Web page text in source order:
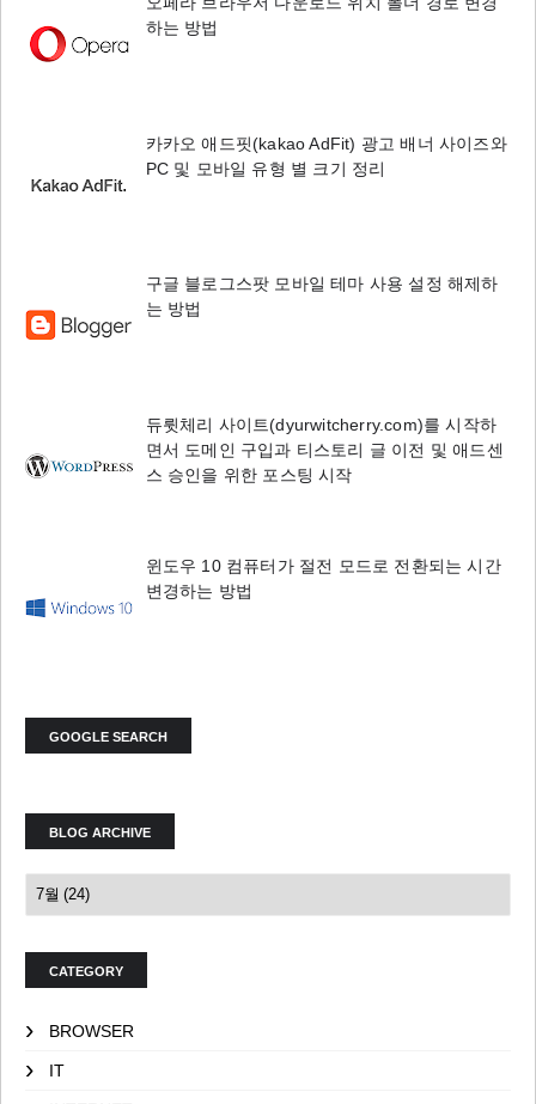
하는 방법
카카오 애드핏(kakao AdFit) 광고 배너 사이즈와
PC 및 모바일 유형 별 크기 정리
구글 블로그스팟 모바일 테마 사용 설정 해제하
는 방법
듀륏체리 사이트(dyurwitcherry.com)를 시작하
면서 도메인 구입과 티스토리 글 이전 및 애드센
스 승인을 위한 포스팅 시작
윈도우 10 컴퓨터가 절전 모드로 전환되는 시간
변경하는 방법
GOOGLE SEARCH
BLOG ARCHIVE
CATEGORY
BROWSER
IT